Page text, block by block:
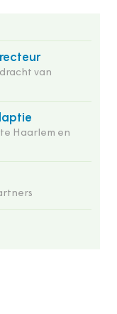
van
Haarlem en